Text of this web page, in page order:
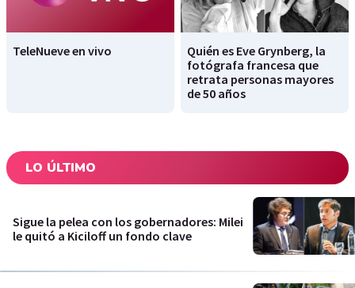
TeleNueve en vivo
Quién es Eve Grynberg, la
fotógrafa francesa que
retrata personas mayores
de 50 años
LO ÚLTIMO
Sigue la pelea con los gobernadores: Milei
le quitó a Kiciloff un fondo clave